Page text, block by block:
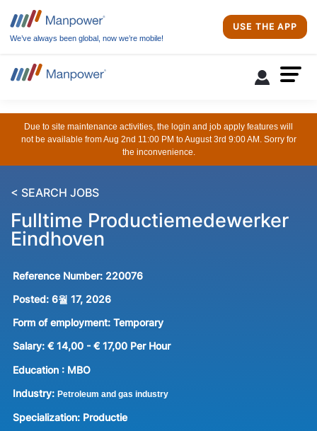
We’ve always been global, now we’re mobile!
USE THE APP
Due to site maintenance activities, the login and job apply features will
not be available from Aug 2nd 11:00 PM to August 3rd 9:00 AM. Sorry for
the inconvenience.
< SEARCH JOBS
Fulltime Productiemedewerker
Eindhoven
Reference Number: 220076
Posted: 6월 17, 2026
Form of employment: Temporary
Salary: € 14,00 - € 17,00 Per Hour
Education : MBO
Industry: Petroleum and gas industry
Specialization: Productie